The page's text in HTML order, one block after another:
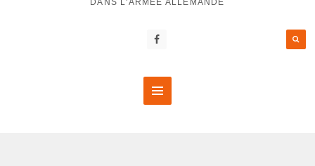
DANS L'ARMÉE ALLEMANDE